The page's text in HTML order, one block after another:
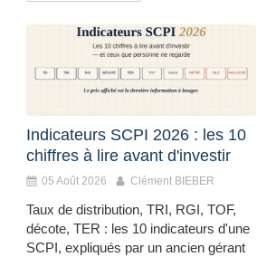
Indicateurs SCPI 2026 : les 10
chiffres à lire avant d'investir
05 Août 2026 Clément BIEBER
Taux de distribution, TRI, RGI, TOF,
décote, TER : les 10 indicateurs d'une
SCPI, expliqués par un ancien gérant